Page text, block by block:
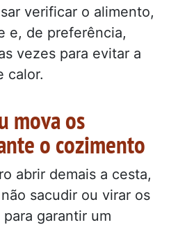
verificar o alimento,
e, de preferência,
vezes para evitar a
calor.
mova os
o cozimento
abrir demais a cesta,
sacudir ou virar os
garantir um